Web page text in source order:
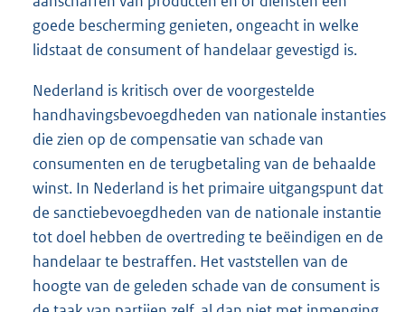
goede bescherming genieten, ongeacht in welke
lidstaat de consument of handelaar gevestigd is.
Nederland is kritisch over de voorgestelde
handhavingsbevoegdheden van nationale instanties
die zien op de compensatie van schade van
consumenten en de terugbetaling van de behaalde
winst. In Nederland is het primaire uitgangspunt dat
de sanctiebevoegdheden van de nationale instantie
tot doel hebben de overtreding te beëindigen en de
handelaar te bestraffen. Het vaststellen van de
hoogte van de geleden schade van de consument is